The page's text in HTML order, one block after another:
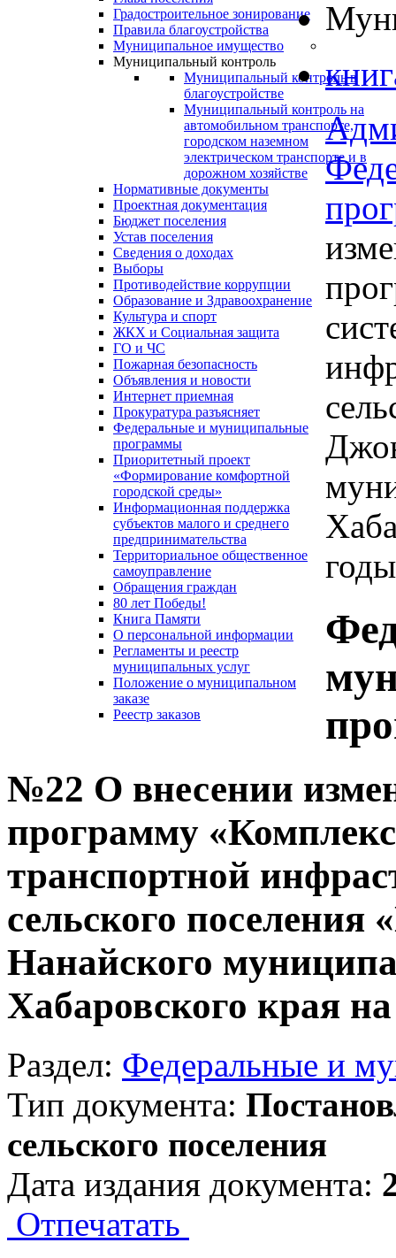
Градостроительное зонирование
Правила благоустройства
Муниципальное имущество
Муниципальный контроль
Муниципальный контроль в
благоустройстве
Муниципальный контроль на
автомобильном транспорте,
городском наземном
электрическом транспорте и в
дорожном хозяйстве
Нормативные документы
Проектная документация
Бюджет поселения
Устав поселения
Сведения о доходах
Выборы
Противодействие коррупции
Образование и Здравоохранение
Культура и спорт
ЖКХ и Социальная защита
ГО и ЧС
Пожарная безопасность
Объявления и новости
Интернет приемная
Прокуратура разъясняет
Федеральные и муниципальные
программы
Приоритетный проект
«Формирование комфортной
городской среды»
Информационная поддержка
субъектов малого и среднего
предпринимательства
Территориальное общественное
самоуправление
Обращения граждан
80 лет Победы!
Книга Памяти
О персональной информации
Регламенты и реестр
муниципальных услуг
Положение о муниципальном
заказе
Реестр заказов
№22 О внесении
программу
транспортной
сельского
Нанайского
Хабаровского края
Раздел: Федеральные и
Тип документа:
сельского поселения
Дата издания документа:
Отпечатать